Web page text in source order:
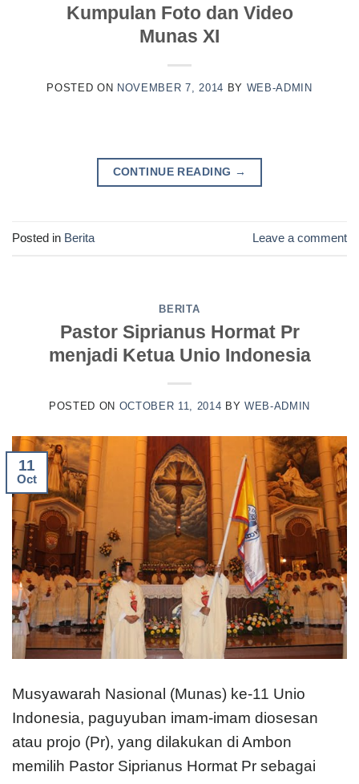
Kumpulan Foto dan Video
Munas XI
POSTED ON NOVEMBER 7, 2014 BY WEB-ADMIN
CONTINUE READING →
Posted in Berita Leave a comment
BERITA
Pastor Siprianus Hormat Pr
menjadi Ketua Unio Indonesia
POSTED ON OCTOBER 11, 2014 BYWEB-ADMIN
11
Oct
Musyawarah Nasional (Munas) ke-11 Unio
Indonesia, paguyuban imam-imam diosesan
atau projo (Pr), yang dilakukan di Ambon
memilih Pastor Siprianus Hormat Pr sebagai